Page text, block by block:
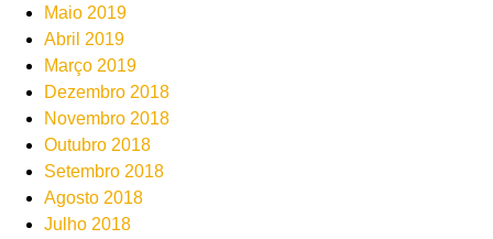
Maio 2019
Abril 2019
Março 2019
Dezembro 2018
Novembro 2018
Outubro 2018
Setembro 2018
Agosto 2018
Julho 2018